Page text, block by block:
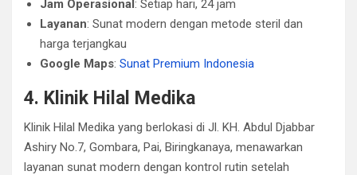
Jam Operasional: Setiap hari, 24 jam
Layanan: Sunat modern dengan metode steril dan
harga terjangkau
Google Maps: Sunat Premium Indonesia
4. Klinik Hilal Medika
Klinik Hilal Medika yang berlokasi di Jl. KH. Abdul Djabbar
Ashiry No.7, Gombara, Pai, Biringkanaya, menawarkan
layanan sunat modern dengan kontrol rutin setelah